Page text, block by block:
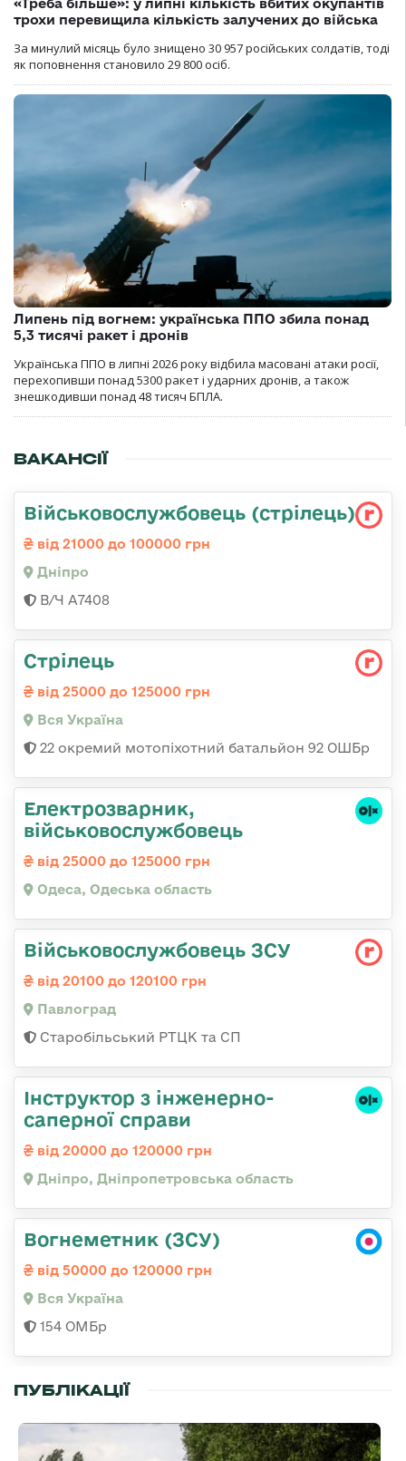
«Треба більше»: у липні кількість вбитих окупантів
трохи перевищила кількість залучених до війська
За минулий місяць було знищено 30 957 російських солдатів, тоді
як поповнення становило 29 800 осіб.
Липень під вогнем: українська ППО збила понад
5,3 тисячі ракет і дронів
Українська ППО в липні 2026 року відбила масовані атаки росії,
перехопивши понад 5300 ракет і ударних дронів, а також
знешкодивши понад 48 тисяч БПЛА.
ВАКАНСІЇ
Військовослужбовець (стрілець)
від 21000 до 100000 грн
Дніпро
В/Ч А7408
Стрілець
від 25000 до 125000 грн
Вся Україна
22 окремий мотопіхотний батальйон 92 ОШБр
Електрозварник,
військовослужбовець
від 25000 до 125000 грн
Одеса, Одеська область
Військовослужбовець ЗСУ
від 20100 до 120100 грн
Павлоград
Старобільський РТЦК та СП
Інструктор з інженерно-
саперної справи
від 20000 до 120000 грн
Дніпро, Дніпропетровська область
Вогнеметник (ЗСУ)
від 50000 до 120000 грн
Вся Україна
154 ОМБр
ПУБЛІКАЦІЇ